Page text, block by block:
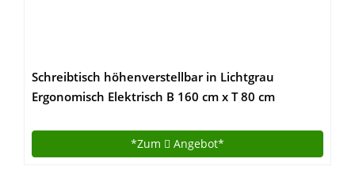
Schreibtisch höhenverstellbar in Lichtgrau
Ergonomisch Elektrisch B 160 cm x T 80 cm
höhenverstellbarer Büroschreibtisch |
*Zum Angebot*